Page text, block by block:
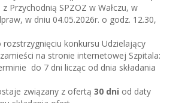
Przychodnią SPZOZ w Wałczu, w
w dniu 04.05.2026r. o godz. 12.30,
rozstrzygnięciu konkursu Udzielający
na stronie internetowej Szpitala:
do 7 dni licząc od dnia składania
związany z ofertą 30 dni od daty